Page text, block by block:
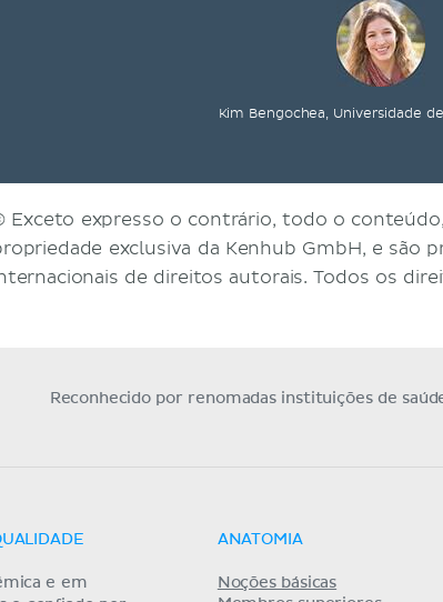
Kim Bengochea, Universidade
Exceto expresso o contrário, todo o
exclusiva da Kenhub GmbH, e são
de direitos autorais. Todos os
Reconhecido por renomadas instituições de
e em
ANATOMIA
Noções básicas